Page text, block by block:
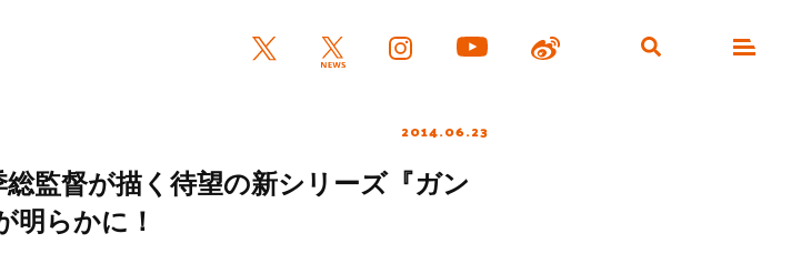
2014.06.23
監督が描く待望の新シリーズ『ガン
明らかに！